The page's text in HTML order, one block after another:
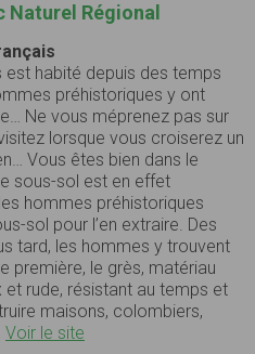
Naturel Régional
est habité depuis des temps
préhistoriques y ont
Ne vous méprenez pas sur
lorsque vous croiserez un
Vous êtes bien dans le
sous-sol est en effet
hommes préhistoriques
sol pour l’en extraire. Des
tard, les hommes y trouvent
première, le grès, matériau
rude, résistant au temps et
maisons, colombiers,
Voir le site